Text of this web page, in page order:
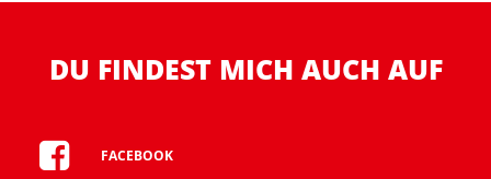
DU FINDEST MICH AUCH AUF
FACEBOOK